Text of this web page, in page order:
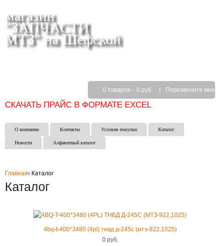
магазин
"ЗАПЧАСТИ
МТЗ" на Шефской
0 товаров – 0 руб. Перезвоните мне
СКАЧАТЬ ПРАЙС В ФОРМАТЕ EXCEL
О компании Контакты Условия покупки Каталог
Новости Алфавитный каталог
Главная› Каталог
Каталог
4bq-t-400*3480 (4pl) тнвд д-245с (мтз-922,1025)
0 руб.